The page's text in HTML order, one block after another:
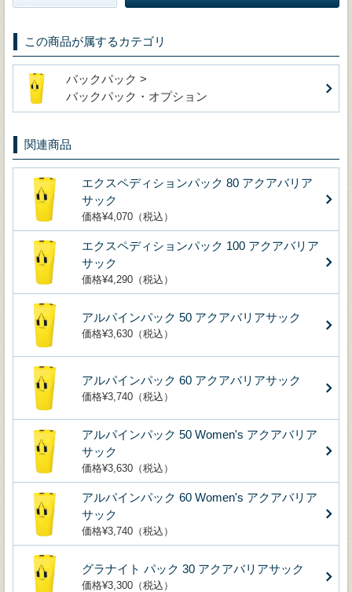
この商品が属するカテゴリ
バックパック >
バックパック・オプション
関連商品
エクスペディションパック 80 アクアバリア
サック
価格¥4,070（税込）
エクスペディションパック 100 アクアバリア
サック
価格¥4,290（税込）
アルパインパック 50 アクアバリアサック
価格¥3,630（税込）
アルパインパック 60 アクアバリアサック
価格¥3,740（税込）
アルパインパック 50 Women's アクアバリア
サック
価格¥3,630（税込）
アルパインパック 60 Women's アクアバリア
サック
価格¥3,740（税込）
グラナイト パック 30 アクアバリアサック
価格¥3,300（税込）